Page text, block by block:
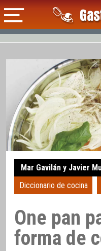
Mar Gavilán y Javier
Diccionario de cocina
One pan
forma de